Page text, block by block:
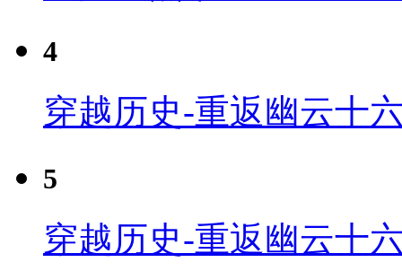
4
穿越历史-重返幽云十
5
穿越历史-重返幽云十